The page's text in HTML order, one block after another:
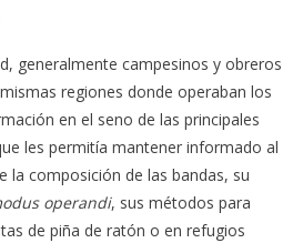
generalmente campesinos y obreros
regiones donde operaban los
en el seno de las principales
les permitía mantener informado al
la composición de las bandas, su
operandi, sus métodos para
de piña de ratón o en refugios